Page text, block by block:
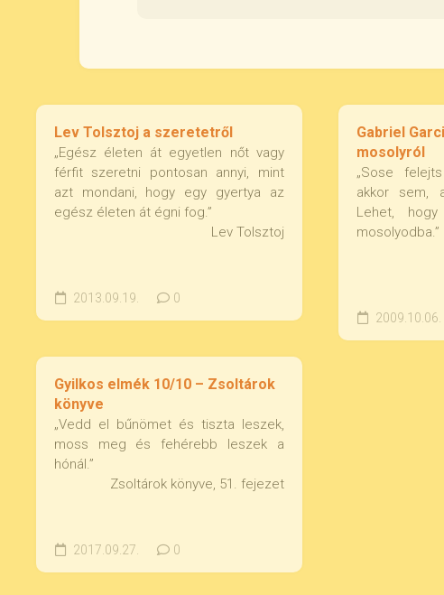
Lev Tolsztoj a szeretetről
„Egész életen át egyetlen nőt vagy
férfit szeretni pontosan annyi, mint
azt mondani, hogy egy gyertya az
egész életen át égni fog.”
Lev Tolsztoj
2013.09.19. 0
Gabriel
mosolyról
„Sose
akkor sem,
Lehet,
mosolyodba.”
2009.10.06.
Gyilkos elmék 10/10 – Zsoltárok
könyve
„Vedd el bűnömet és tiszta leszek,
moss meg és fehérebb leszek a
hónál.”
Zsoltárok könyve, 51. fejezet
2017.09.27. 0